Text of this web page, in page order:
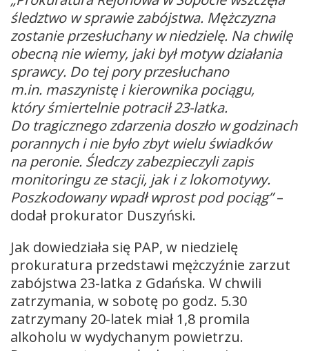
śledztwo w sprawie zabójstwa. Mężczyzna
zostanie przesłuchany w niedzielę. Na chwilę
obecną nie wiemy, jaki był motyw działania
sprawcy. Do tej pory przesłuchano
m.in. maszynistę i kierownika pociągu,
który śmiertelnie potracił 23-latka.
Do tragicznego zdarzenia doszło w godzinach
porannych i nie było zbyt wielu świadków
na peronie. Śledczy zabezpieczyli zapis
monitoringu ze stacji, jak i z lokomotywy.
Poszkodowany wpadł wprost pod pociąg”–
dodał prokurator Duszyński.
Jak dowiedziała się PAP, w niedzielę
prokuratura przedstawi mężczyźnie zarzut
zabójstwa 23-latka z Gdańska. W chwili
zatrzymania, w sobotę po godz. 5.30
zatrzymany 20-latek miał 1,8 promila
alkoholu w wydychanym powietrzu.